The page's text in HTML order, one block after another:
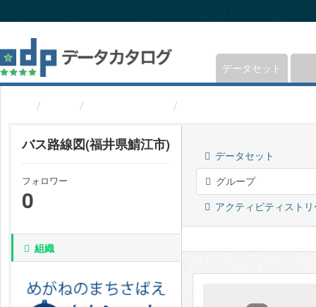
キ
プ
し
て
データセット
バス路線図(福井県鯖江市)
フォロワー
0
組織
データセット
グループ
アクティビティスト